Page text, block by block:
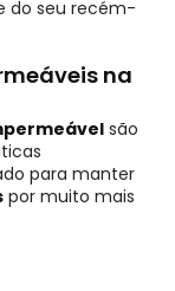
do seu recém-
na
são
para manter
por muito mais